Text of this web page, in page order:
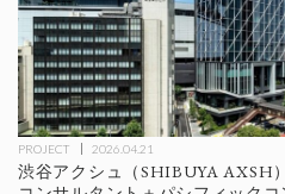
PROJECT 2026.04.21
渋谷アクシュ（SHIBUYA AXSH